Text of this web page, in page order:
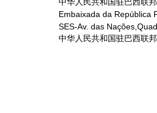
中华人民共和国驻巴西联
Embaixada da República
SES-Av. das
中华人民共和国驻巴西联